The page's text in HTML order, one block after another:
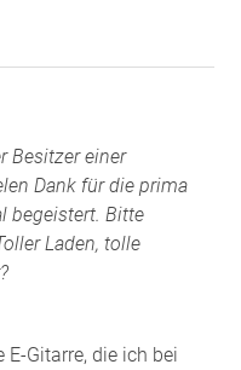
Besitzer einer
Dank für die prima
begeistert. Bitte
Laden, tolle
Gitarre, die ich bei